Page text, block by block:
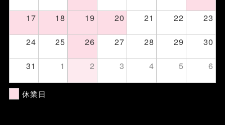
17
18 19 20 21 22
23
24
25 26 27 28 29
30
31
1 2 3 4 5 6
休業日